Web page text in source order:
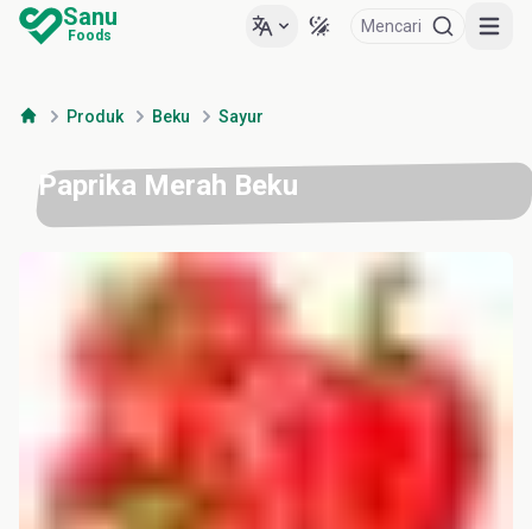
Sanu
Foods Mencari
Open
Produk Beku Sayur
Paprika Merah Beku